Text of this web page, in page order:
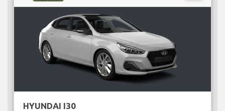
HYUNDAI I30